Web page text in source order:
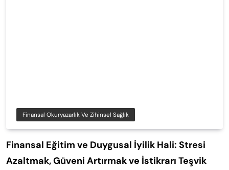
Finansal Okuryazarlık Ve Zihinsel Sağlık
Finansal Eğitim ve Duygusal İyilik Hali: Stresi
Azaltmak, Güveni Artırmak ve İstikrarı Teşvik